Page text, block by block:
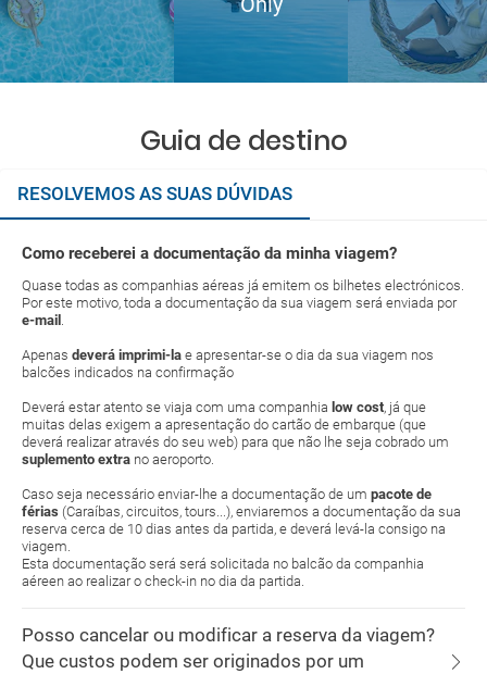
Guia de destino
RESOLVEMOS AS SUAS DÚVIDAS
Como receberei a documentação da minha viagem?
Quase todas as companhias aéreas já emitem os bilhetes electrónicos.
Por este motivo, toda a documentação da sua viagem será enviada por
e-mail .
Apenas deverá imprimi-la e apresentar-se o dia da sua viagem nos
balcões indicados na confirmação
Deverá estar atento se viaja com uma companhia low cost, já que
muitas delas exigem a apresentação do cartão de embarque (que
deverá realizar através do seu web) para que não lhe seja cobrado um
suplemento extra no aeroporto.
Caso seja necessário enviar-lhe a documentação de um pacote de
férias (Caraíbas, circuitos, tours...), enviaremos a documentação da sua
reserva cerca de 10 dias antes da partida, e deverá levá-la consigo na
viagem.
Esta documentação será será solicitada no balcão da companhia
aéreen ao realizar o check-in no dia da partida.
Posso cancelar ou modificar a reserva da viagem?
Que custos podem ser originados por um